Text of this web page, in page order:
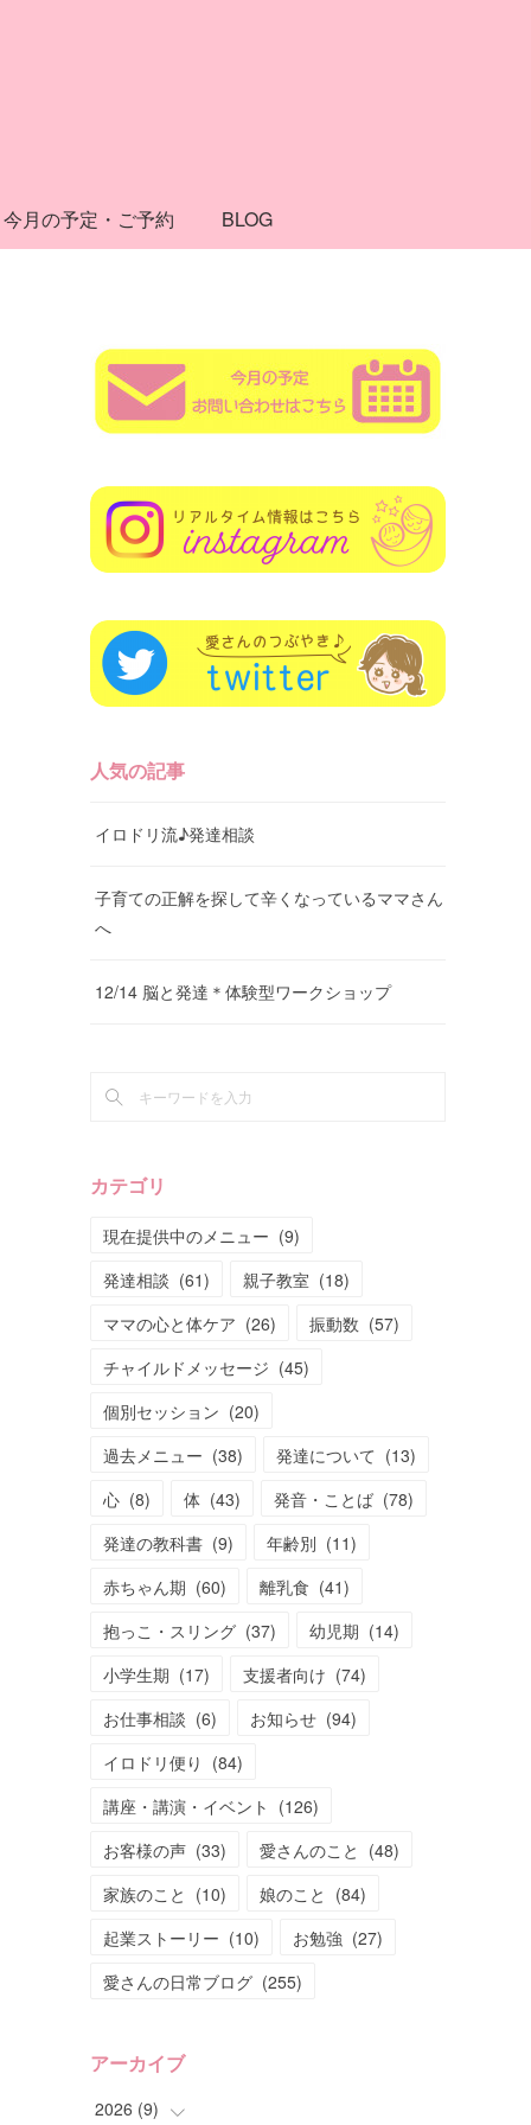
今月の予定・ご予約 BLOG
人気の記事
イロドリ流♪発達相談
子育ての正解を探して辛くなっているママさん
へ
12/14 脳と発達＊体験型ワークショップ
カテゴリ
現在提供中のメニュー (9)
発達相談 (61) 親子教室 (18)
ママの心と体ケア (26) 振動数 (57)
チャイルドメッセージ (45)
個別セッション (20)
過去メニュー (38) 発達について (13)
心 (8) 体 (43) 発音・ことば (78)
発達の教科書 (9) 年齢別 (11)
赤ちゃん期 (60) 離乳食 (41)
抱っこ・スリング (37) 幼児期 (14)
小学生期 (17) 支援者向け (74)
お仕事相談 (6) お知らせ (94)
イロドリ便り (84)
講座・講演・イベント (126)
お客様の声 (33) 愛さんのこと (48)
家族のこと (10) 娘のこと (84)
起業ストーリー (10) お勉強 (27)
愛さんの日常ブログ (255)
アーカイブ
2026 (9)